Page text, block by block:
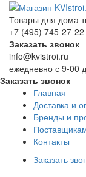
Товары для дома
+7 (495) 745-27-22
Заказать звонок
info@kvistroi.ru
ежедневно с 9-00
Заказать звонок
Главная
Доставка и
Бренды и
Контакты
Заказать